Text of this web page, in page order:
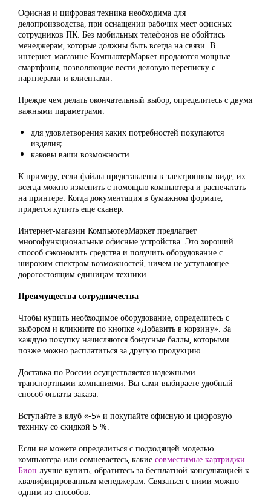
Офисная и цифровая техника необходима для
делопроизводства, при оснащении рабочих мест офисных
сотрудников ПК. Без мобильных телефонов не обойтись
менеджерам, которые должны быть всегда на связи. В
интернет-магазине КомпьютерМаркет продаются мощные
смартфоны, позволяющие вести деловую переписку с
партнерами и клиентами.
Прежде чем делать окончательный выбор, определитесь с двумя
важными параметрами:
для удовлетворения каких потребностей покупаются
изделия;
каковы ваши возможности.
К примеру, если файлы представлены в электронном виде, их
всегда можно изменить с помощью компьютера и распечатать
на принтере. Когда документация в бумажном формате,
придется купить еще сканер.
Интернет-магазин КомпьютерМаркет предлагает
многофункциональные офисные устройства. Это хороший
способ сэкономить средства и получить оборудование с
широким спектром возможностей, ничем не уступающее
дорогостоящим единицам техники.
Преимущества сотрудничества
Чтобы купить необходимое оборудование, определитесь с
выбором и кликните по кнопке «Добавить в корзину». За
каждую покупку начисляются бонусные баллы, которыми
позже можно расплатиться за другую продукцию.
Доставка по России осуществляется надежными
транспортными компаниями. Вы сами выбираете удобный
способ оплаты заказа.
Вступайте в клуб «-5» и покупайте офисную и цифровую
технику со скидкой 5 %.
Если не можете определиться с подходящей моделью
компьютера или сомневаетесь, какие совместимые картриджи
Бион лучше купить, обратитесь за бесплатной консультацией к
квалифицированным менеджерам. Связаться с ними можно
одним из способов: